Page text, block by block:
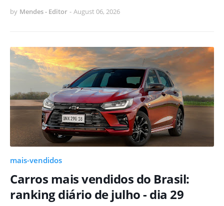
by Mendes - Editor - August 06, 2026
mais-vendidos
Carros mais vendidos do Brasil:
ranking diário de julho - dia 29